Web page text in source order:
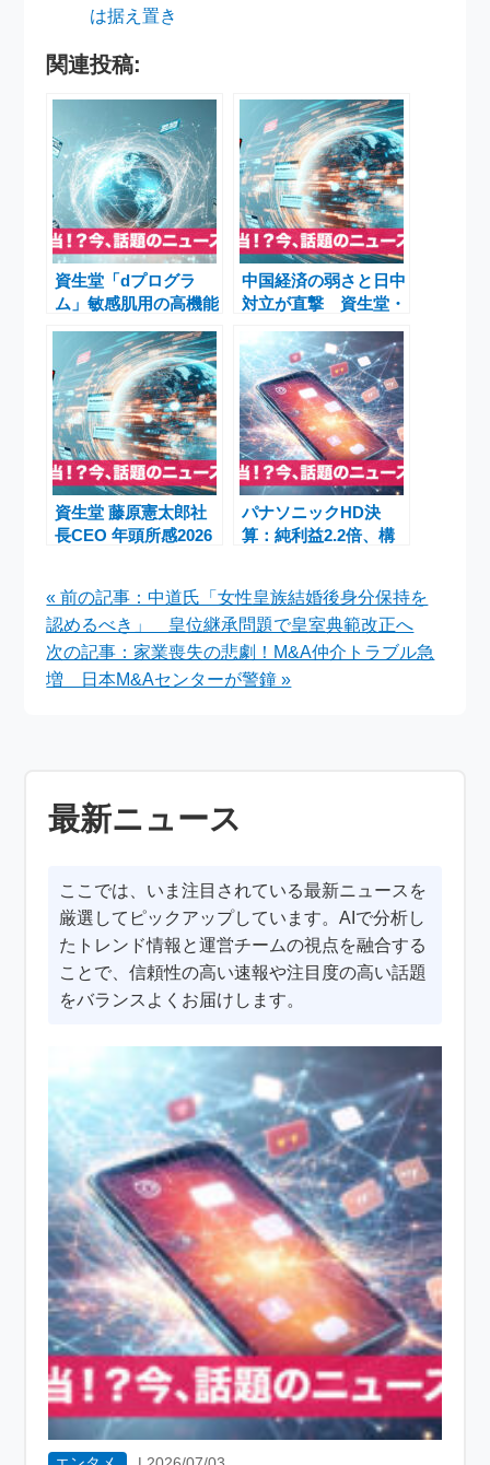
は据え置き
関連投稿:
資生堂「dプログラ
ム」敏感肌用の高機能
土台化粧水・乳液が全
面リニューアル＆価格
改定 〜角層バリアサ
イエンスで進化〜
中国経済の弱さと日中
対立が直撃 資生堂・
サンリオ株急落と日本
企業の脱中国依存
資生堂 藤原憲太郎社
長CEO 年頭所感2026
パナソニックHD決
算：純利益2.2倍、構
« 前の記事：中道氏「女性皇族結婚後身分保持を
認めるべき」 皇位継承問題で皇室典範改正へ
次の記事：家業喪失の悲劇！M&A仲介トラブル急
増 日本M&Aセンターが警鐘 »
最新ニュース
ここでは、いま注目されている最新ニュースを
厳選してピックアップしています。AIで分析し
たトレンド情報と運営チームの視点を融合する
ことで、信頼性の高い速報や注目度の高い話題
をバランスよくお届けします。